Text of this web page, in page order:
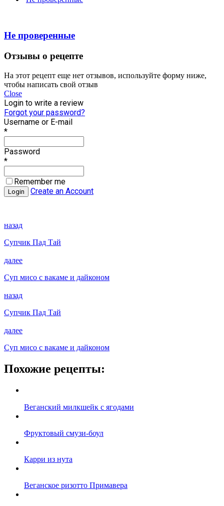
Не проверенные
Отзывы о рецепте
На этот рецепт еще нет отзывов, используйте форму ниже,
чтобы написать свой отзыв
Close
Login to write a review
Forgot your password?
Username or E-mail
*
Password
*
Remember me
Create an Account
назад
Супчик Пад Тай
далее
Суп мисо с вакаме и дайконом
назад
Супчик Пад Тай
далее
Суп мисо с вакаме и дайконом
Похожие рецепты:
Веганский милкшейк с ягодами
Фруктовый смузи-боул
Карри из нута
Веганское ризотто Примавера